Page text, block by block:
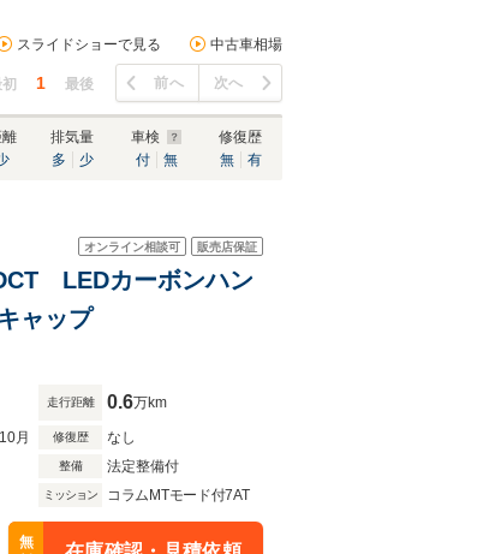
スライドショーで見る 中古車相場
1 最後 前へ 次へ
離
排気量
多
少
車検
付
無
修復歴
無
有
オンライン相談可 販売店保証
LEDカーボンハン
ャップ
走行距離 0.6万km
月 修復歴 なし
整備 法定整備付
ミッション コラムMTモード付7AT
無